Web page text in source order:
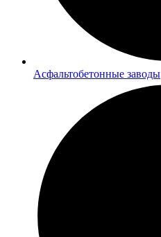
Асфальтобетонные заводы